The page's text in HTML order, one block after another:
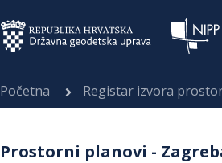
Početna Registar izvora
Prostorni planovi -